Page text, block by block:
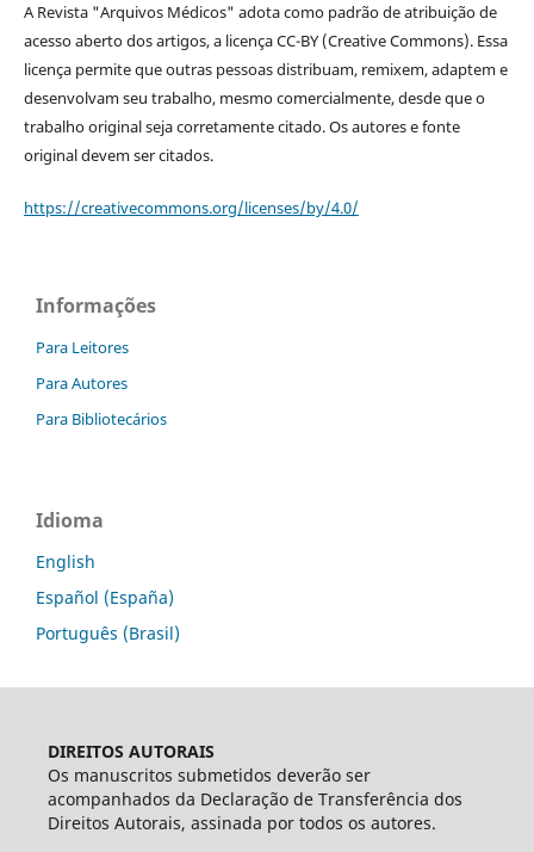
A Revista "Arquivos Médicos" adota como padrão de atribuição de
acesso aberto dos artigos, a licença CC-BY (Creative Commons). Essa
licença permite que outras pessoas distribuam, remixem, adaptem e
desenvolvam seu trabalho, mesmo comercialmente, desde que o
trabalho original seja corretamente citado. Os autores e fonte
original devem ser citados.
https://creativecommons.org/licenses/by/4.0/
Informações
Para Leitores
Para Autores
Para Bibliotecários
Idioma
English
Español (España)
Português (Brasil)
DIREITOS AUTORAIS
Os manuscritos submetidos deverão ser
acompanhados da Declaração de Transferência dos
Direitos Autorais, assinada por todos os autores.